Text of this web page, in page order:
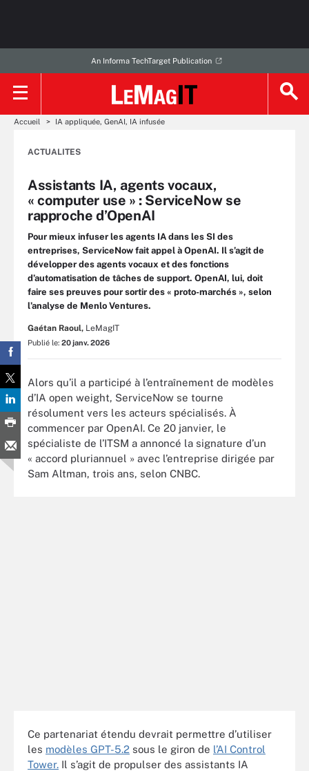
An Informa TechTarget Publication
Accueil IA appliquée, GenAI, IA infusée
ACTUALITES
Assistants IA, agents vocaux,
« computer use » : ServiceNow se
rapproche d’OpenAI
Pour mieux infuser les agents IA dans les SI des
entreprises, ServiceNow fait appel à OpenAI. Il s’agit de
développer des agents vocaux et des fonctions
d’automatisation de tâches de support. OpenAI, lui, doit
faire ses preuves pour sortir des « proto-marchés », selon
l’analyse de Menlo Ventures.
Gaétan Raoul, LeMagIT
Publié le: 20 janv. 2026
Alors qu’il a participé à l’entraînement de modèles
d’IA open weight, ServiceNow se tourne
résolument vers les acteurs spécialisés. À
commencer par OpenAI. Ce 20 janvier, le
spécialiste de l’ITSM a annoncé la signature d’un
« accord pluriannuel » avec l’entreprise dirigée par
Sam Altman, trois ans, selon CNBC.
Ce partenariat étendu devrait permettre d’utiliser
les modèles GPT-5.2 sous le giron de l’AI Control
Tower. Il s’agit de propulser des assistants IA